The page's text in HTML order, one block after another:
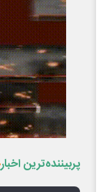
پربیننده‌ترین اخبار